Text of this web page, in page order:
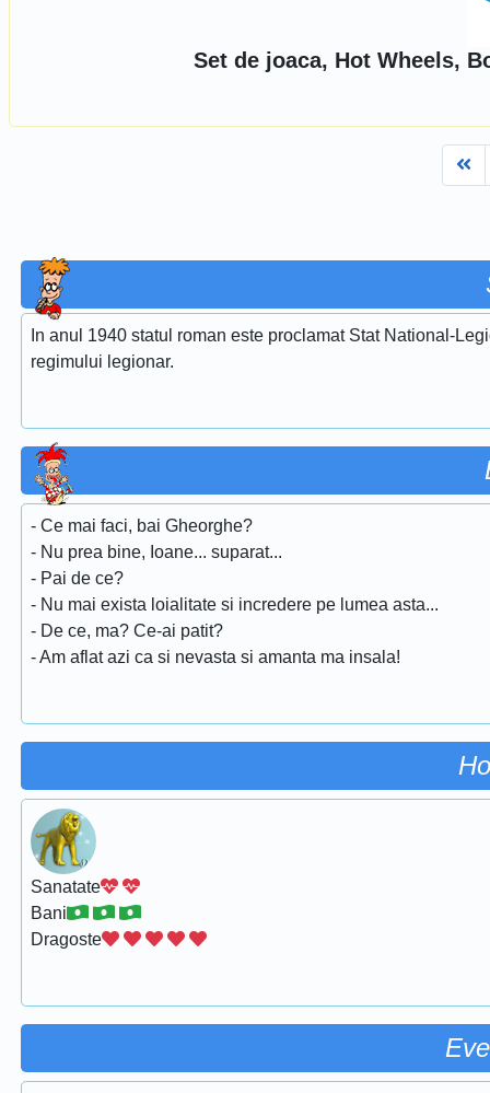
Set de joaca, Hot Wheels,
In anul 1940 statul roman este proclamat Stat National-
regimului legionar.
- Ce mai faci, bai Gheorghe?
- Nu prea bine, Ioane... suparat...
- Pai de ce?
- Nu mai exista loialitate si incredere pe lumea asta...
- De ce, ma? Ce-ai patit?
- Am aflat azi ca si nevasta si amanta ma insala!
Sanatate
Bani
Dragoste